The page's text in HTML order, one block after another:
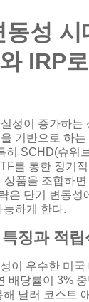
성 시
IRP
성이 증가하는
기반으로 하
히 SCHD(슈워
를 통한 정기
상품을 조합하
은 단기 변동성
능하게 한다.
징과 적립
이 우수한 미
배당률이 3%
달러 코스트